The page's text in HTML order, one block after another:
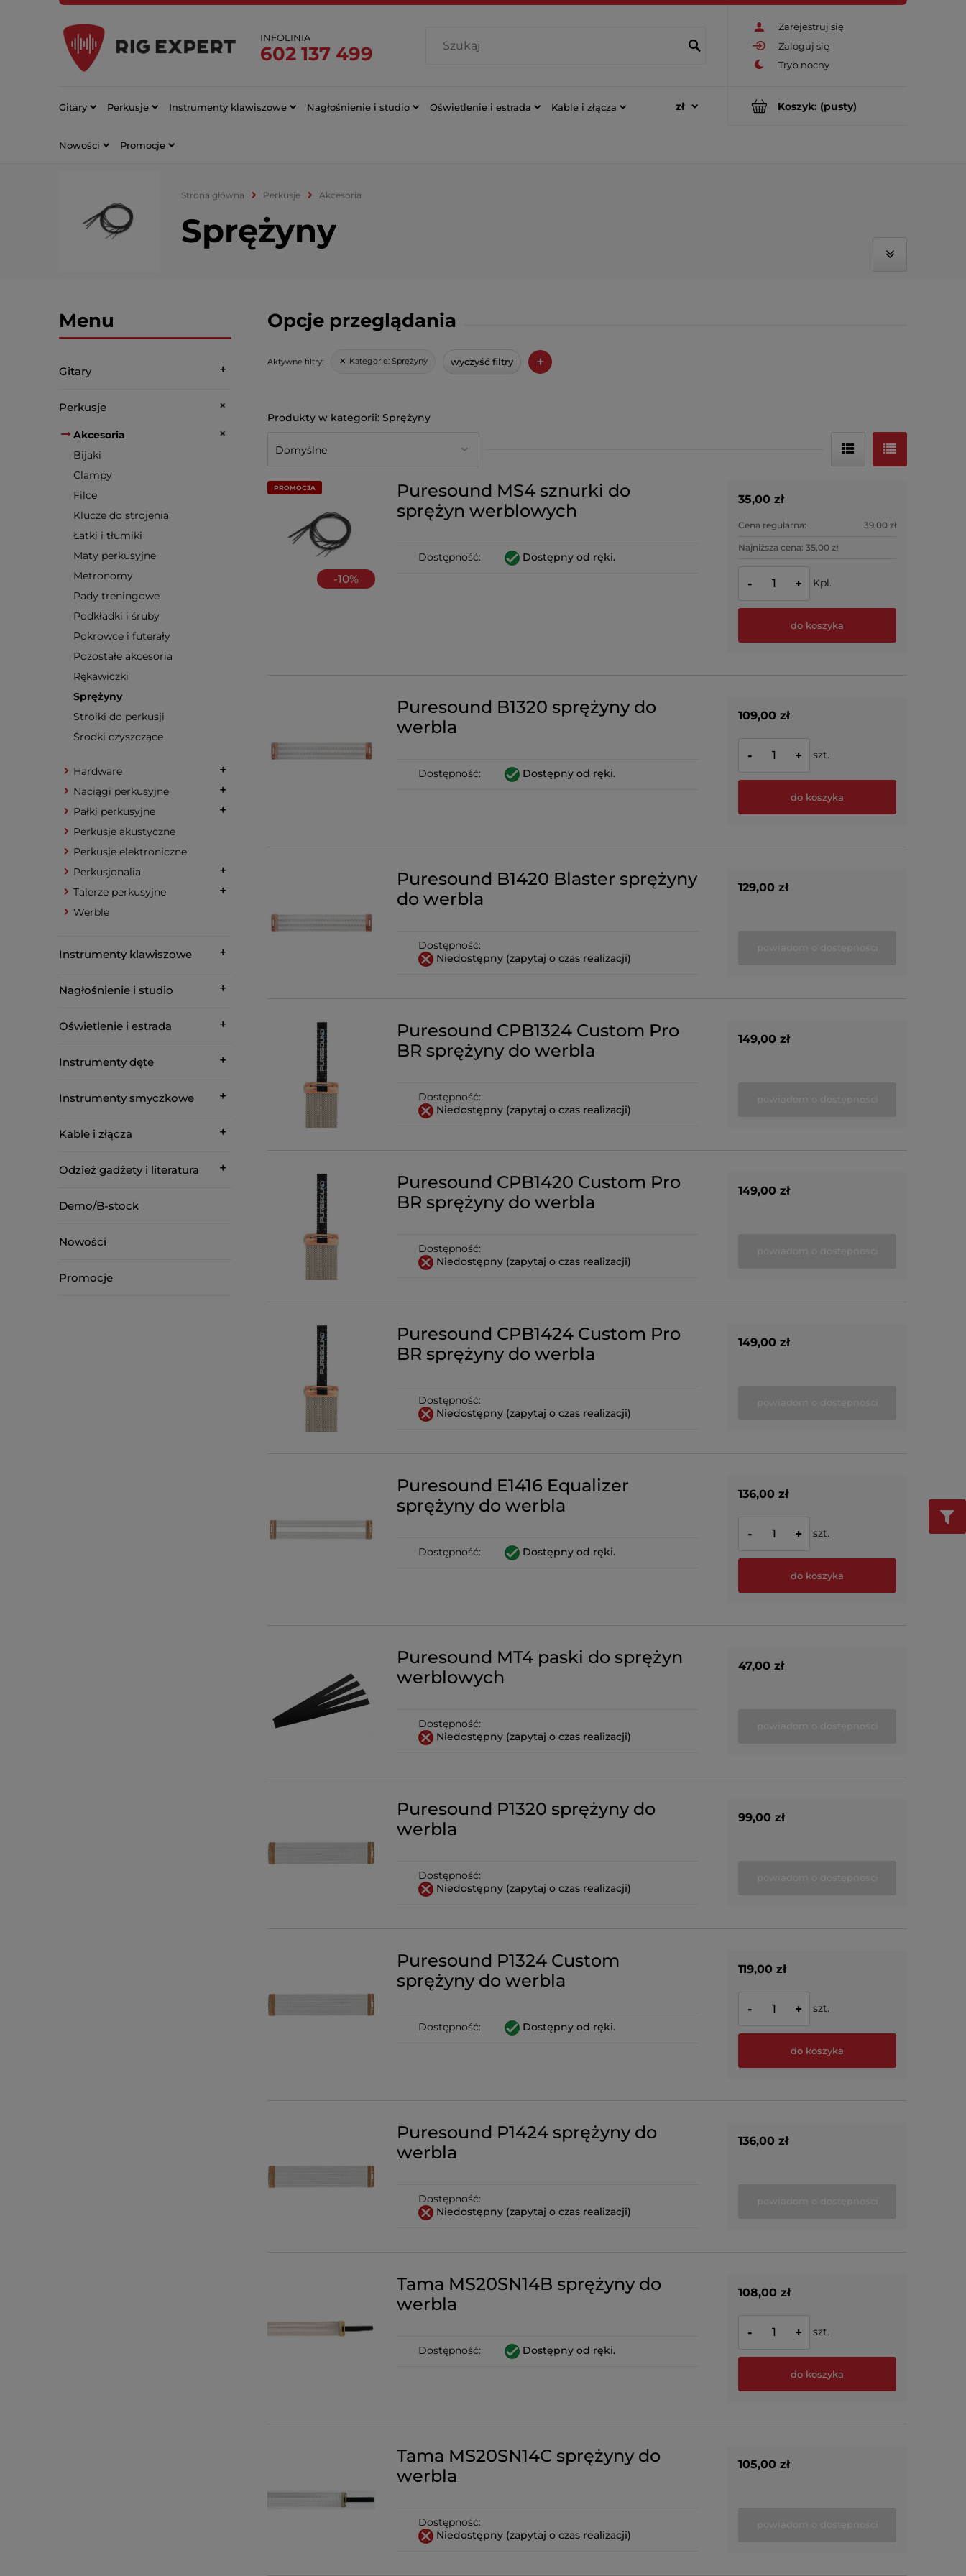
Zarejestruj się
Zaloguj się
INFOLINIA
602 137 499
Koszyk: (pusty)
Gitary Perkusje Instrumenty klawiszowe Nagłośnienie i studio Oświetlenie i estrada Kable i złącza
Nowości Promocje
Strona główna Perkusje Akcesoria
Sprężyny
Menu
Gitary
Perkusje
Akcesoria
Bijaki
Clampy
Filce
Klucze do strojenia
Łatki i tłumiki
Maty perkusyjne
Metronomy
Pady treningowe
Podkładki i śruby
Pokrowce i futerały
Pozostałe akcesoria
Rękawiczki
Sprężyny
Stroiki do perkusji
Środki czyszczące
Hardware
Naciągi perkusyjne
Pałki perkusyjne
Perkusje akustyczne
Perkusje elektroniczne
Perkusjonalia
Talerze perkusyjne
Werble
Instrumenty klawiszowe
Nagłośnienie i studio
Oświetlenie i estrada
Instrumenty dęte
Instrumenty smyczkowe
Kable i złącza
Odzież gadżety i literatura
Demo/B-stock
Nowości
Promocje
Opcje przeglądania
Aktywne filtry: Kategorie: Sprężyny wyczyść filtry +
Sprężyny
-10%
Puresound MS4 sznurki do
sprężyn werblowych
Dostępność: Dostępny od ręki.
35,00 zł
Cena regularna: 39,00 zł
Najniższa cena: 35,00 zł
- + Kpl.
do koszyka
PROMOCJA
Puresound B1320 sprężyny do
werbla
Dostępność: Dostępny od ręki.
109,00 zł
- + szt.
do koszyka
Puresound B1420 Blaster sprężyny
do werbla
Dostępność:
Niedostępny (zapytaj o czas realizacji)
129,00 zł
Puresound CPB1324 Custom Pro
BR sprężyny do werbla
Dostępność:
Niedostępny (zapytaj o czas realizacji)
149,00 zł
Puresound CPB1420 Custom Pro
BR sprężyny do werbla
Dostępność:
Niedostępny (zapytaj o czas realizacji)
149,00 zł
Puresound CPB1424 Custom Pro
BR sprężyny do werbla
Dostępność:
Niedostępny (zapytaj o czas realizacji)
149,00 zł
Puresound E1416 Equalizer
sprężyny do werbla
Dostępność: Dostępny od ręki.
136,00 zł
- + szt.
do koszyka
Puresound MT4 paski do sprężyn
werblowych
Dostępność:
Niedostępny (zapytaj o czas realizacji)
47,00 zł
Puresound P1320 sprężyny do
werbla
Dostępność:
Niedostępny (zapytaj o czas realizacji)
99,00 zł
Puresound P1324 Custom
sprężyny do werbla
Dostępność: Dostępny od ręki.
119,00 zł
- + szt.
do koszyka
Puresound P1424 sprężyny do
werbla
Dostępność:
Niedostępny (zapytaj o czas realizacji)
136,00 zł
Tama MS20SN14B sprężyny do
werbla
Dostępność: Dostępny od ręki.
108,00 zł
- + szt.
do koszyka
Tama MS20SN14C sprężyny do
werbla
Dostępność:
Niedostępny (zapytaj o czas realizacji)
105,00 zł